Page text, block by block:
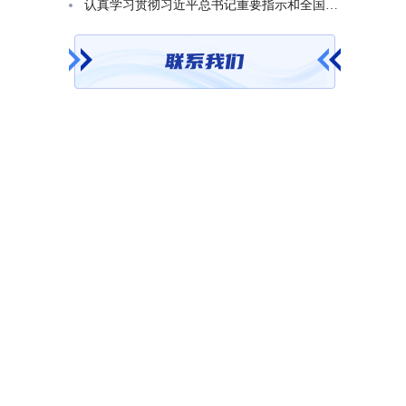
认真学习贯彻习近平总书记重要指示和全国基础教育工作会议精神 不断开创基础教育高质量发展新局面省教育厅召开党组（扩大）会